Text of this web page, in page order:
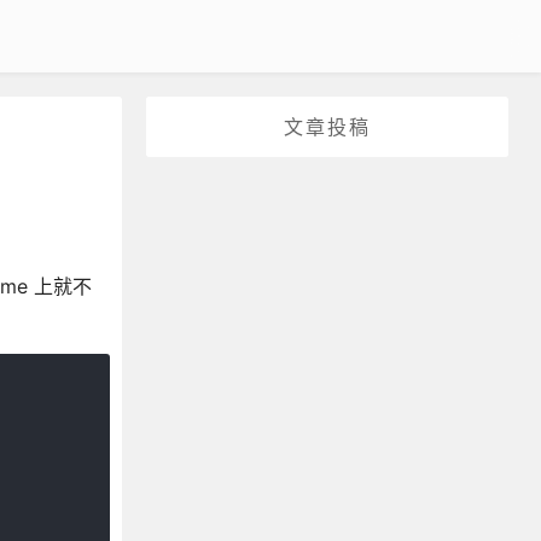
文章投稿
上就不